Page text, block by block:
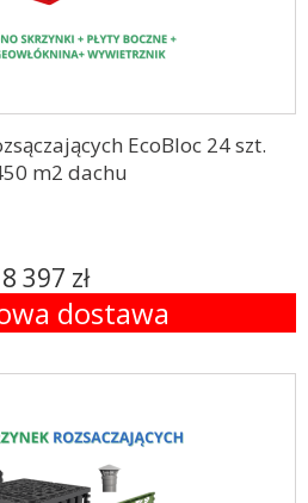
EcoBloc 24 szt.
m2 dachu
8 397 zł
dostawa